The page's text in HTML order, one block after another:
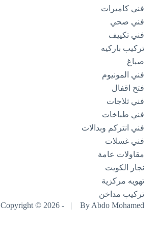
فني كاميرات
فني صحي
فني تكييف
تركيب باركيه
صباغ
فني المونيوم
فتح اقفال
فني ثلاجات
فني طباخات
فني انتركم وبدالات
فني غسلات
مقاولات عامة
نجار الكويت
تهويه مركزية
تركيب مداخن
Copyright © 2026 - |By Abdo Mohamed